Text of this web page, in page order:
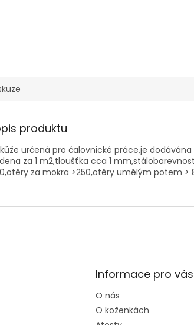
produktu
určená pro čalovnické práce,je
za 1 m2,tloušťka cca 1
za mokra >250,otěry umělým potem >
Informace pro vás
O nás
O koženkách